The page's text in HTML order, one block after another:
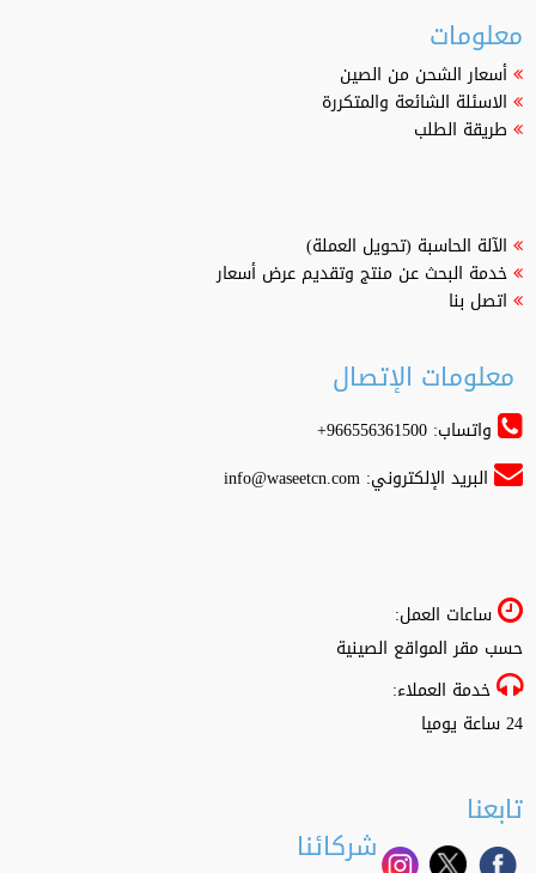
معلومات
أسعار الشحن من الصين
الاسئلة الشائعة والمتكررة
طريقة الطلب
الآلة الحاسبة (تحويل العملة)
خدمة البحث عن منتج وتقديم عرض أسعار
اتصل بنا
معلومات الإتصال
واتساب: 966556361500+
البريد الإلكتروني:info@waseetcn.com
ساعات العمل:
حسب مقر المواقع الصينية
خدمة العملاء:
24 ساعة يوميا
تابعنا
شركائنا